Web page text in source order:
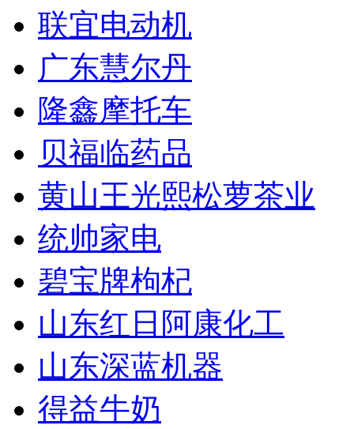
联宜电动机
广东慧尔丹
隆鑫摩托车
贝福临药品
黄山王光熙松萝茶业
统帅家电
碧宝牌枸杞
山东红日阿康化工
山东深蓝机器
得益牛奶